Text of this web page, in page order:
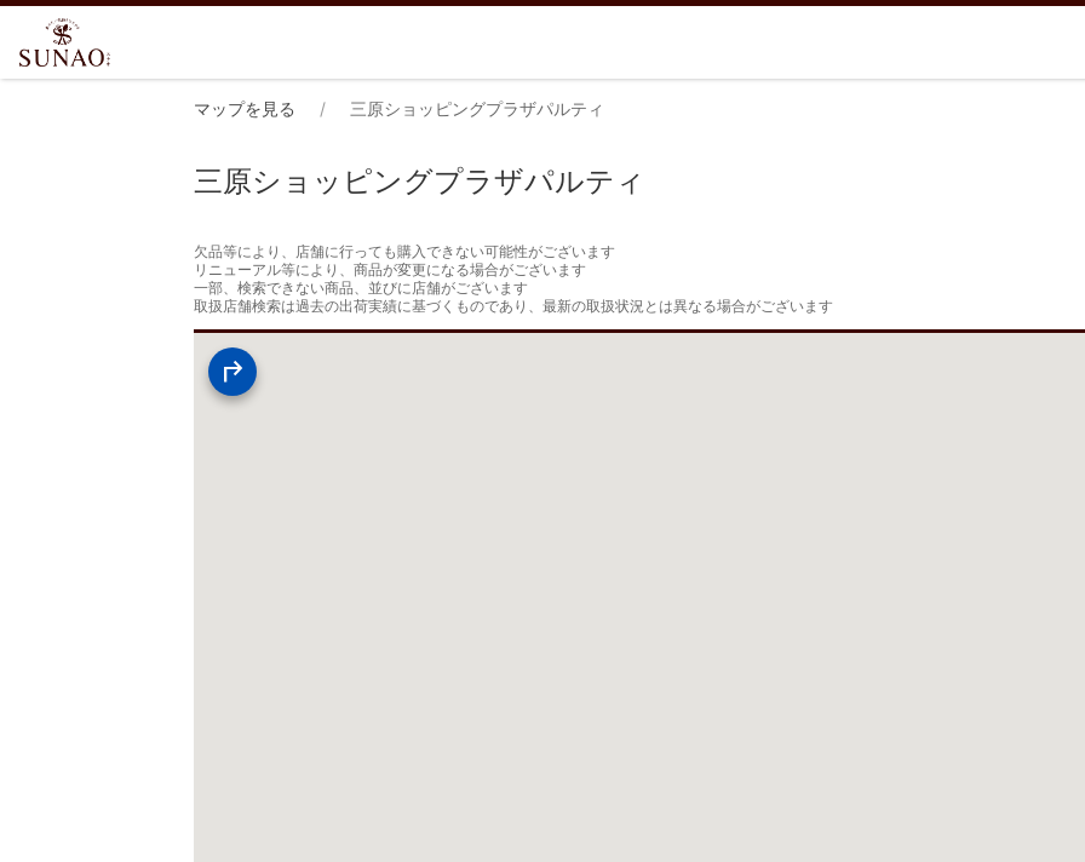
マップを見る 三原ショッピングプラザパルティ
三原ショッピングプラザパルティ
欠品等により、店舗に行っても購入できない可能性がございます
リニューアル等により、商品が変更になる場合がございます
一部、検索できない商品、並びに店舗がございます
取扱店舗検索は過去の出荷実績に基づくものであり、最新の取扱状況とは異なる場合がございます